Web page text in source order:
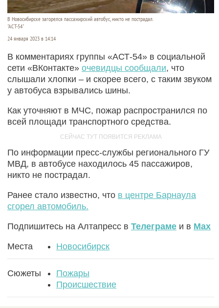
В Новосибирске загорелся пассажирский автобус, никто не пострадал.
"АСТ-54"
24 января 2023 в 14:14
В комментариях группы «АСТ-54» в социальной
сети «ВКонтакте» очевидцы сообщали, что
слышали хлопки – и скорее всего, с таким звуком
у автобуса взрывались шины.
Как уточняют в МЧС, пожар распространился по
всей площади транспортного средства.
По информации пресс-службы регионального ГУ
МВД, в автобусе находилось 45 пассажиров,
никто не пострадал.
Ранее стало известно, что в центре Барнаула
сгорел автомобиль.
Подпишитесь на Алтапресс в Телеграме и в Max
Места Новосибирск
Сюжеты
Пожары
Происшествие